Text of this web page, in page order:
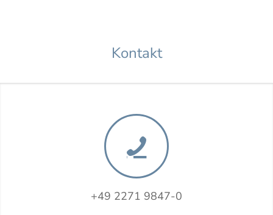
Kontakt
+49 2271 9847-0